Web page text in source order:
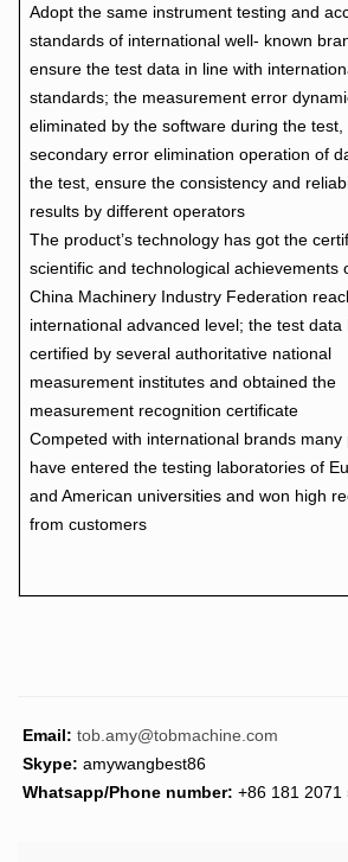
Adopt the same instrument testing and
standards of international well- known
ensure the test data in line with
standards; the measurement error
eliminated by the software during the test,
secondary error elimination operation of
the test, ensure the consistency and
results by different operators
The product’s technology has got the
scientific and technological achievements
China Machinery Industry Federation
international advanced level; the test data
certified by several authoritative national
measurement institutes and obtained the
measurement recognition certificate
Competed with international brands many
have entered the testing laboratories of
and American universities and won high
from customers
Email: tob.amy@tobmachine.com
Skype: amywangbest86
Whatsapp/Phone number: +86 181 2071